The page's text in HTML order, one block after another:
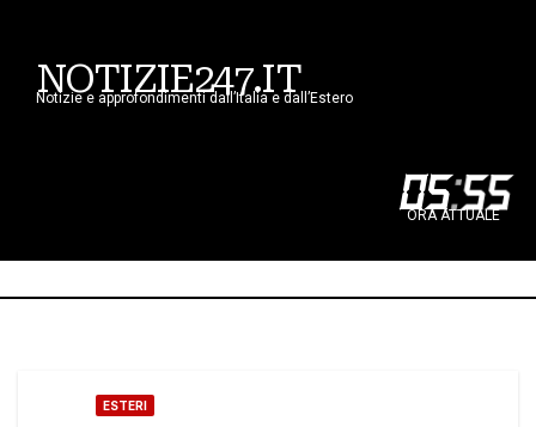
NOTIZIE247.IT
Notizie e approfondimenti dall’Italia e dall’Estero
05:55
ORA ATTUALE
ESTERI